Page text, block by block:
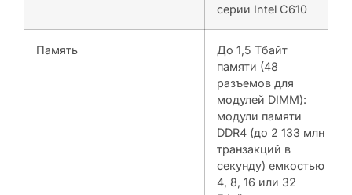
серии Intel C610
Память
До 1,5 Тбайт
памяти (48
разъемов для
модулей DIMM):
модули памяти
DDR4 (до 2 133 млн
транзакций в
секунду) емкостью
4, 8, 16 или 32